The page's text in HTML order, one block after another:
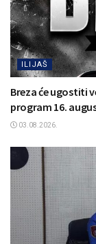
ILIJAŠ
Breza će ugostiti
program 16.
03.08.2026.